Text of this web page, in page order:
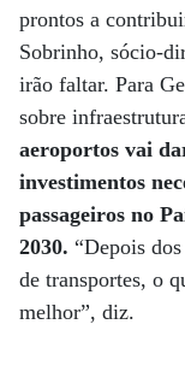
prontos a
Sobrinho, sócio-
irão faltar. Para
sobre
aeroportos vai
investimentos
passageiros no
2030. “Depois
de transportes, o
melhor”, diz.